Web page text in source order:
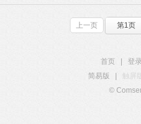
上一页 第1页
首页 登
简易版
触屏
©